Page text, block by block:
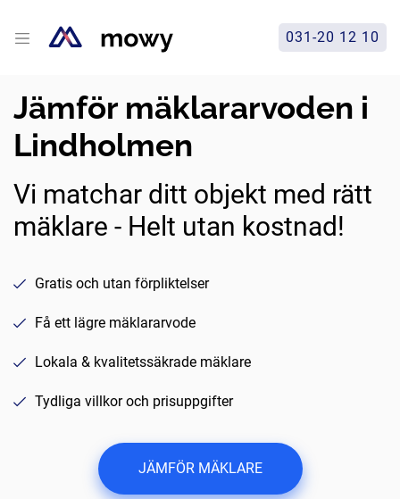
031-20 12 10
Jämför mäklararvoden i
Lindholmen
Vi matchar ditt objekt med rätt
mäklare - Helt utan kostnad!
Gratis och utan förpliktelser
Få ett lägre mäklararvode
Lokala & kvalitetssäkrade mäklare
Tydliga villkor och prisuppgifter
JÄMFÖR MÄKLARE